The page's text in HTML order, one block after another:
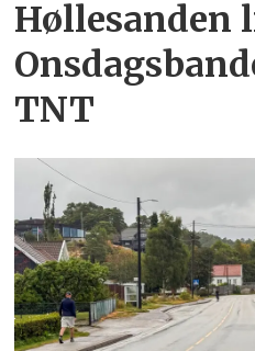
Høllesanden
TNT